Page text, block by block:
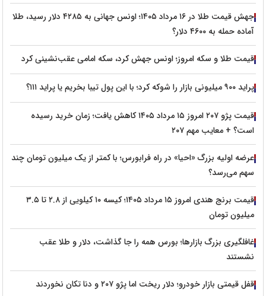
جهش قیمت طلا در ۱۶ مرداد ۱۴۰۵؛ اونس جهانی به ۴۲۸۵ دلار رسید، طلا
آماده حمله به ۴۶۰۰ دلار؟
قیمت طلا و سکه امروز؛ اونس جهش کرد، سکه امامی عقب‌نشینی کرد
پراید ۹۰۰ میلیونی بازار را شوکه کرد؛ با این پول تیبا بخریم یا پراید ۱۱۱؟
قیمت پژو ۲۰۷ امروز ۱۵ مرداد ۱۴۰۵ کاهش یافت؛ زمان خرید رسیده
است؟ + معایب مهم ۲۰۷
عرضه اولیه بزرگ «احیا» در راه فرابورس؛ با کمتر از یک میلیون تومان چند
سهم می‌رسد؟
قیمت برنج هندی امروز ۱۵ مرداد ۱۴۰۵؛ کیسه ۱۰ کیلویی از ۲.۸ تا ۳.۵
میلیون تومان
غافلگیری بزرگ بازارها؛ بورس همه را جا گذاشت، دلار و طلا عقب
نشستند
قفل قیمتی بازار خودرو؛ دلار ریخت اما پژو ۲۰۷ و دنا تکان نخوردند